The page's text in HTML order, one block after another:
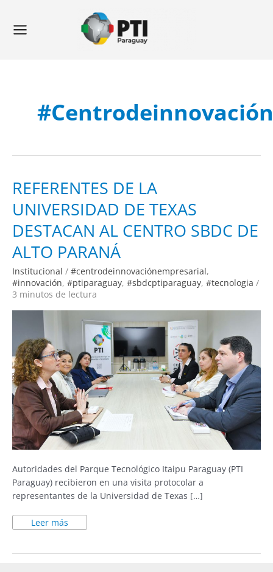
contenido
Menu
REFERENTES DE LA
UNIVERSIDAD DE TEXAS
DESTACAN AL CENTRO SBDC DE
ALTO PARANÁ
Institucional / #centrodeinnovaciónempresarial,
#innovación, #ptiparaguay, #sbdcptiparaguay, #tecnologia /
3 minutos de lectura
Autoridades del Parque Tecnológico Itaipu Paraguay (PTI
Paraguay) recibieron en una visita protocolar a
representantes de la Universidad de Texas […]
REFERENTES
DE
LA
UNIVERSIDAD
DE
DESTACAN
AL
SBDC
DE
ALTO
PARANÁ
Leer más